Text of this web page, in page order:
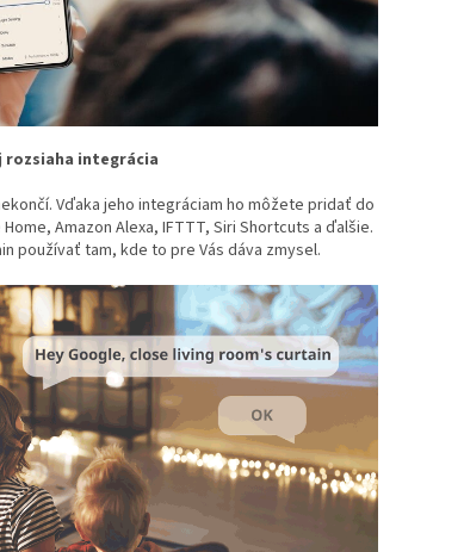
rozsiaha integrácia
Vďaka jeho integráciam ho môžete pridať do
Amazon Alexa, IFTTT, Siri Shortcuts a ďalšie.
používať tam, kde to pre Vás dáva zmysel.